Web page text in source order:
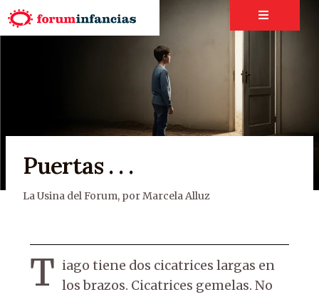
Puertas . . .
La Usina del Forum, por Marcela Alluz
T iago tiene dos cicatrices largas en
los brazos. Cicatrices gemelas. No